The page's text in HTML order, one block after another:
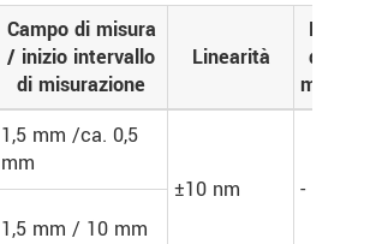
Campo di misura
/ inizio intervallo
di misurazione
Linearità
di
1,5 mm /ca. 0,5
mm
±10 nm
-
1,5 mm / 10 mm